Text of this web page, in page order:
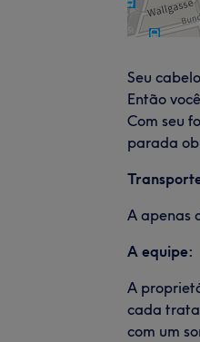
Seu
Então
Com seu
parada
A apenas
A equipe:
A
cada
com um